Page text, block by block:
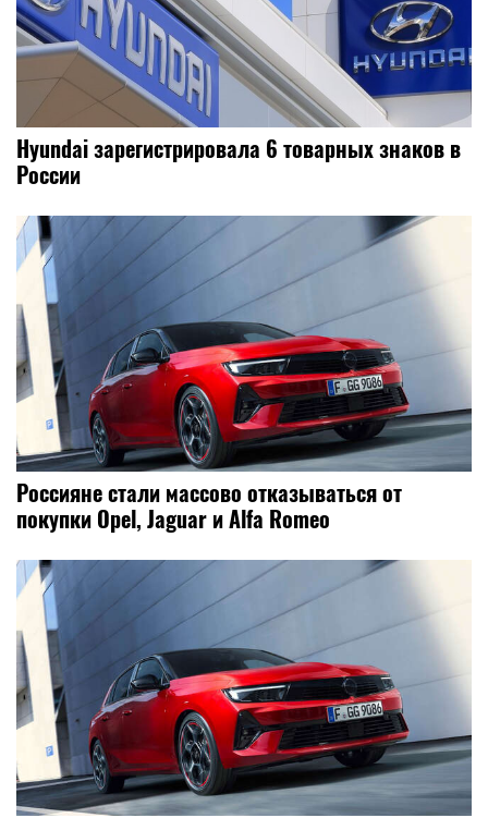
Hyundai зарегистрировала 6 товарных знаков в
России
Россияне стали массово отказываться от
покупки Opel, Jaguar и Alfa Romeo